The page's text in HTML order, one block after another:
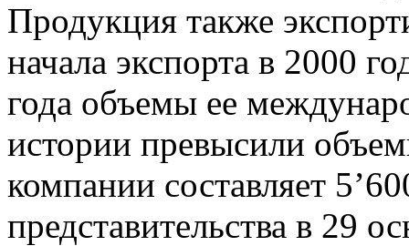
Продукция также
начала экспорта в 2000
года объемы ее
истории превысили
компании составляет
представительства в 29